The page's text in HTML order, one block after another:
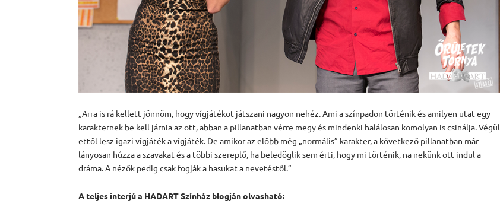
„Arra is rá kellett jönnöm, hogy vígjátékot játszani nagyon nehéz. Ami a színpadon történik és amilyen utat egy
karakternek be kell járnia az ott, abban a pillanatban vérre megy és mindenki halálosan komolyan is csinálja. Végül
ettől lesz igazi vígjáték a vígjáték. De amikor az előbb még „normális” karakter, a következő pillanatban már
lányosan húzza a szavakat és a többi szereplő, ha beledöglik sem érti, hogy mi történik, na nekünk ott indul a
dráma. A nézők pedig csak fogják a hasukat a nevetéstől.”
A teljes interjú a HADART Színház blogján olvasható: